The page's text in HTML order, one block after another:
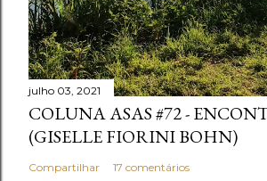
julho 03, 2021
COLUNA ASAS #72 -
(GISELLE FIORINI BOHN)
Compartilhar 17 comentários